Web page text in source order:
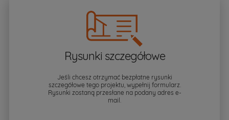
Rysunki szczegółowe
Jeśli chcesz otrzymać bezpłatne rysunki
szczegółowe tego projektu, wypełnij formularz.
Rysunki zostaną przesłane na podany adres e-
mail.